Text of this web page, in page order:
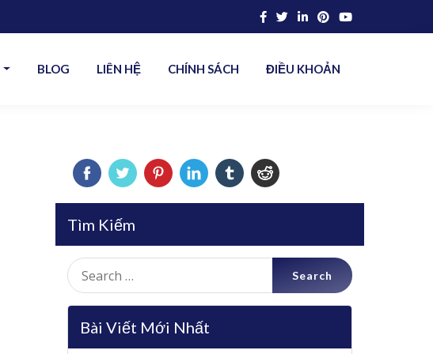
BLOG LIÊN HỆ CHÍNH SÁCH ĐIỀU KHOẢN
Tìm Kiếm
Search
for:
Bài Viết Mới Nhất